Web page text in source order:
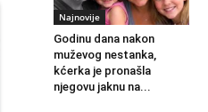
Najnovije
Godinu dana nakon
muževog nestanka,
kćerka je pronašla
njegovu jaknu na...